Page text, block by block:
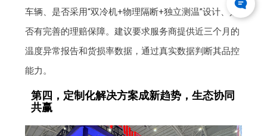
车辆、是否采用“双冷机+物理隔断+独立测温”设计、是
否有完善的理赔保障。建议要求服务商提供近三个月的
温度异常报告和货损率数据，通过真实数据判断其品控
能力。
第四，定制化解决方案成新趋势，生态协同
共赢